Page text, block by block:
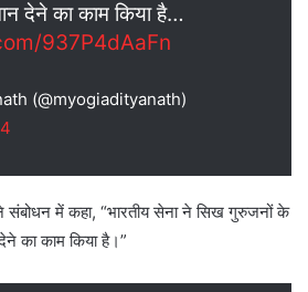
देने का काम किया है…
937P4dAaFn
(@myogiadityanath)
संबोधन में कहा, “भारतीय सेना ने सिख गुरुजनों के
का काम किया है।”